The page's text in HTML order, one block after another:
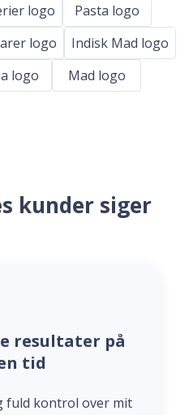
logo
Pasta logo
logo
Indisk Mad logo
logo Mad logo
kunder siger
resultater på
tid
fuld kontrol over mit